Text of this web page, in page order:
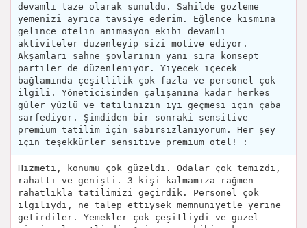
devamlı taze olarak sunuldu. Sahilde gözleme
yemenizi ayrıca tavsiye ederim. Eğlence kısmına
gelince otelin animasyon ekibi devamlı
aktiviteler düzenleyip sizi motive ediyor.
Akşamları sahne şovlarının yanı sıra konsept
partiler de düzenleniyor. Yiyecek içecek
bağlamında çeşitlilik çok fazla ve personel çok
ilgili. Yöneticisinden çalışanına kadar herkes
güler yüzlü ve tatilinizin iyi geçmesi için çaba
sarfediyor. Şimdiden bir sonraki sensitive
premium tatilim için sabırsızlanıyorum. Her şey
için teşekkürler sensitive premium otel! :
Hizmeti, konumu çok güzeldi. Odalar çok temizdi,
rahattı ve genişti. 3 kişi kalmamıza rağmen
rahatlıkla tatilimizi geçirdik. Personel çok
ilgiliydi, ne talep ettiysek memnuniyetle yerine
getirdiler. Yemekler çok çeşitliydi ve güzel